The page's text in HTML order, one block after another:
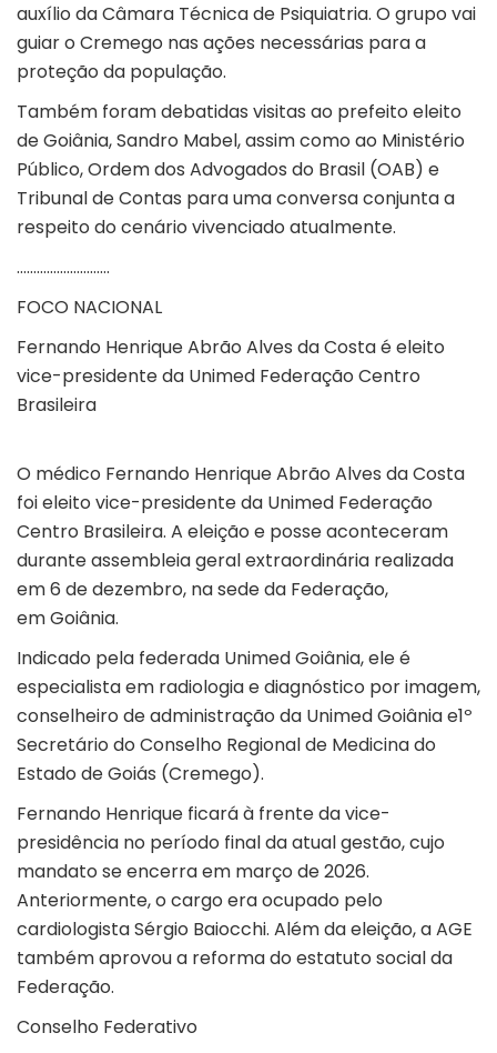
auxílio da Câmara Técnica de Psiquiatria. O grupo vai
guiar o Cremego nas ações necessárias para a
proteção da população.
Também foram debatidas visitas ao prefeito eleito
de Goiânia, Sandro Mabel, assim como ao Ministério
Público, Ordem dos Advogados do Brasil (OAB) e
Tribunal de Contas para uma conversa conjunta a
respeito do cenário vivenciado atualmente.
……………………….
FOCO NACIONAL
Fernando Henrique Abrão Alves da Costa é eleito
vice-presidente da Unimed Federação Centro
Brasileira
O médico Fernando Henrique Abrão Alves da Costa
foi eleito vice-presidente da Unimed Federação
Centro Brasileira. A eleição e posse aconteceram
durante assembleia geral extraordinária realizada
em 6 de dezembro, na sede da Federação,
em Goiânia.
Indicado pela federada Unimed Goiânia, ele é
especialista em radiologia e diagnóstico por imagem,
conselheiro de administração da Unimed Goiânia e1º
Secretário do Conselho Regional de Medicina do
Estado de Goiás (Cremego).
Fernando Henrique ficará à frente da vice-
presidência no período final da atual gestão, cujo
mandato se encerra em março de 2026.
Anteriormente, o cargo era ocupado pelo
cardiologista Sérgio Baiocchi. Além da eleição, a AGE
também aprovou a reforma do estatuto social da
Federação.
Conselho Federativo